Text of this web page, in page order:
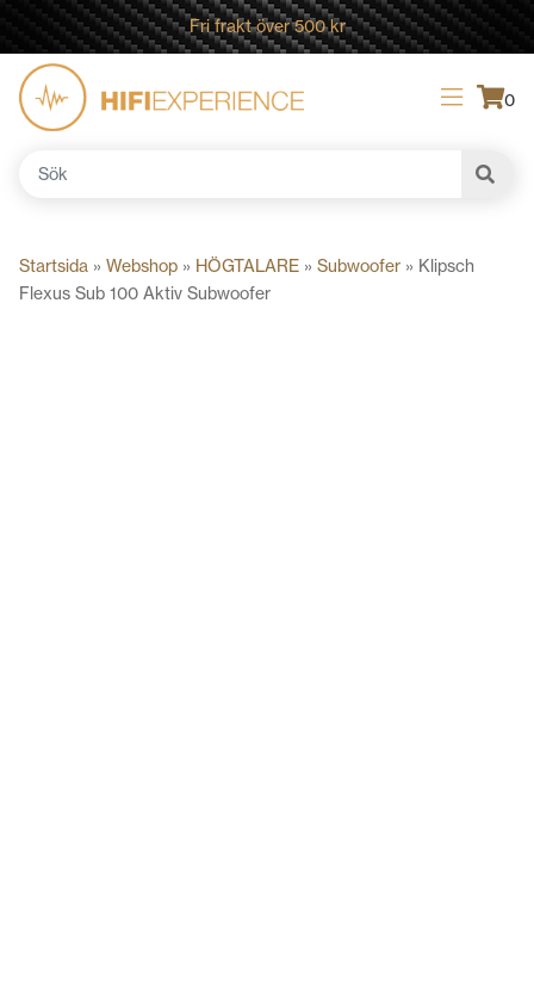
Fri frakt över 500 kr
0
Sök
Startsida » Webshop » HÖGTALARE » Subwoofer » Klipsch
Flexus Sub 100 Aktiv Subwoofer